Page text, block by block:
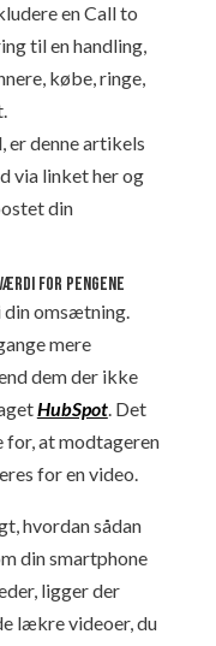
en Call to
til en handling,
købe, ringe,
denne artikels
via linket her og
din
for pengene
omsætning.
mere
dem der ikke
HubSpot. Det
for, at modtageren
for en video.
hvordan sådan
din smartphone
ligger der
lækre videoer, du